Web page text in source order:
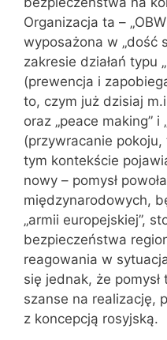
Organizacja ta –
wyposażona w „dość
zakresie działań typu
(prewencja i
to, czym już dzisiaj
oraz „peace making” i
(przywracanie pokoju,
tym kontekście
nowy – pomysł
międzynarodowych,
„armii europejskiej”,
bezpieczeństwa
reagowania w
się jednak, że
szanse na realizację,
z koncepcją rosyjską.